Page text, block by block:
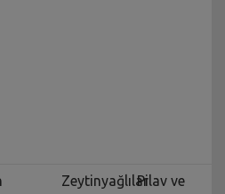
ZeytinyağlılarPilav ve